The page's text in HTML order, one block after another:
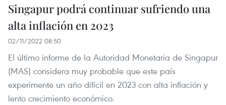
Singapur podrá continuar sufriendo una
alta inflación en 2023
02/11/2022 08:50
El último informe de la Autoridad Monetaria de Singapur
(MAS) considera muy probable que este país
experimente un año difícil en 2023 con alta inflación y
lento crecimiento económico.